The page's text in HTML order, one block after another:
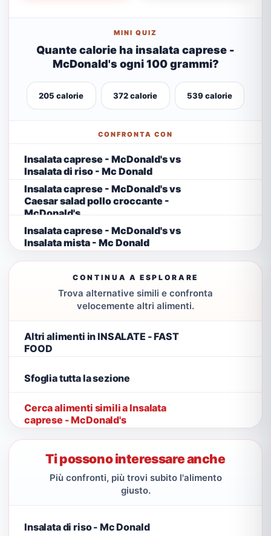
MINI QUIZ
Quante calorie ha insalata caprese -
McDonald's ogni 100 grammi?
205 calorie 372 calorie 539 calorie
CONFRONTA CON
Insalata caprese - McDonald's vs
Insalata di riso - Mc Donald
Insalata caprese - McDonald's vs
Caesar salad pollo croccante -
McDonald's
Insalata caprese - McDonald's vs
Insalata mista - Mc Donald
CONTINUA A ESPLORARE
Trova alternative simili e confronta
velocemente altri alimenti.
Altri alimenti in INSALATE - FAST
FOOD
Sfoglia tutta la sezione
Cerca alimenti simili a Insalata
caprese - McDonald's
Ti possono interessare anche
Più confronti, più trovi subito l'alimento
giusto.
Insalata di riso - Mc Donald